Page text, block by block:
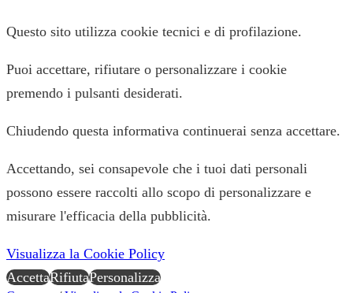
Questo sito utilizza cookie tecnici e di profilazione.
Puoi accettare, rifiutare o personalizzare i cookie
premendo i pulsanti desiderati.
Chiudendo questa informativa continuerai senza accettare.
Accettando, sei consapevole che i tuoi dati personali
possono essere raccolti allo scopo di personalizzare e
misurare l'efficacia della pubblicità.
Visualizza la Cookie Policy
AccettaRifiutaPersonalizza